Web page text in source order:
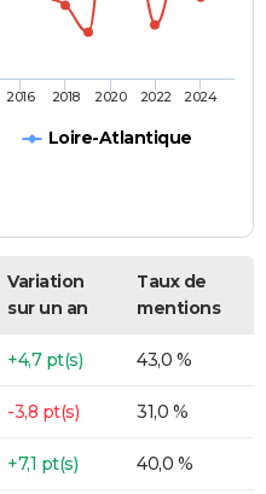
Loire-Atlantique
2016 2018 2020 2022 2024
Variation
sur un an
Taux de
mentions
+4,7 pt(s) 43,0 %
-3,8 pt(s) 31,0 %
+7,1 pt(s) 40,0 %